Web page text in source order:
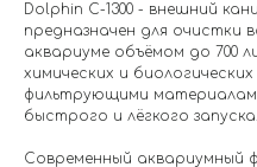
Dolphin C-1300 - внешний
предназначен для очистки
аквариуме объёмом до 700
химических и
фильтрующими
быстрого и лёгкого запуска.
Современный аквариумный